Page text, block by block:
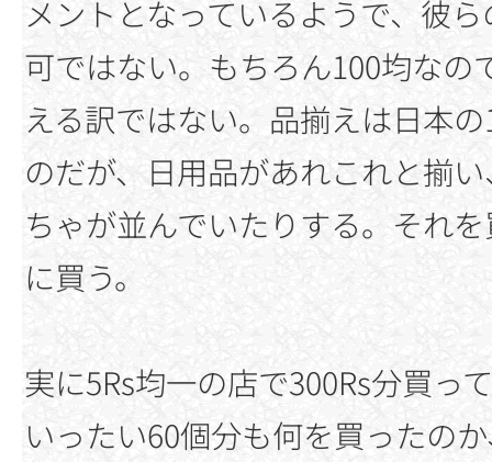
メントとなっているようで、彼
可ではない。もちろん100均なの
える訳ではない。品揃えは日本
のだが、日用品があれこれと揃
ちゃが並んでいたりする。それ
に買う。
実に5Rs均一の店で300Rs分買っ
いったい60個分も何を買ったの